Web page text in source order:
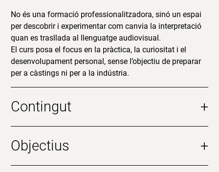
No és una formació professionalitzadora, sinó un espai
per descobrir i experimentar com canvia la interpretació
quan es trasllada al llenguatge audiovisual.
El curs posa el focus en la pràctica, la curiositat i el
desenvolupament personal, sense l’objectiu de preparar
per a càstings ni per a la indústria.
Contingut +
Objectius +